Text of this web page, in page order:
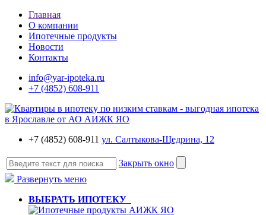
Главная
О компании
Ипотечные продукты
Новости
Контакты
info@yar-ipoteka.ru
+7 (4852) 608-911
+7 (4852) 608-911 ул. Салтыкова-Щедрина, 12
Закрыть окно
Развернуть меню
ВЫБРАТЬ ИПОТЕКУ